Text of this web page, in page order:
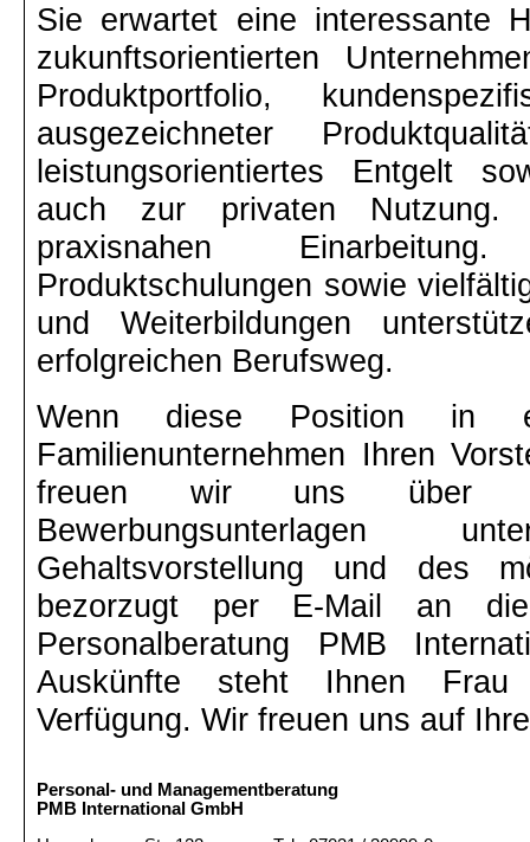
Sie erwartet eine interessante
zukunftsorientierten
Produktportfolio,
ausgezeichneter
leistungsorientiertes Entgelt
auch zur privaten
praxisnahen
Produktschulungen sowie
und Weiterbildungen
erfolgreichen Berufsweg.
Wenn diese Position in
Familienunternehmen Ihren
freuen wir uns über
Bewerbungsunterlagen
Gehaltsvorstellung und des
bezorzugt per E-Mail an
Personalberatung PMB
Auskünfte steht Ihnen
Verfügung. Wir freuen uns auf
Personal- und Managementberatung
PMB International GmbH